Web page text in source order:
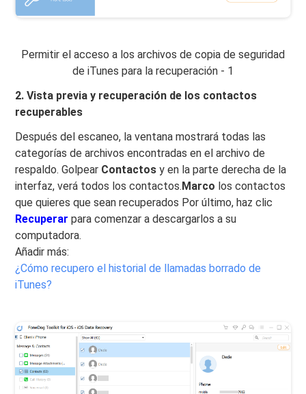
Permitir el acceso a los archivos de copia de seguridad
de iTunes para la recuperación - 1
2. Vista previa y recuperación de los contactos
recuperables
Después del escaneo, la ventana mostrará todas las
categorías de archivos encontradas en el archivo de
respaldo. Golpear Contactos y en la parte derecha de la
interfaz, verá todos los contactos.Marco los contactos
que quieres que sean recuperados Por último, haz clic
Recuperar para comenzar a descargarlos a su
computadora.
Añadir más:
¿Cómo recupero el historial de llamadas borrado de
iTunes?